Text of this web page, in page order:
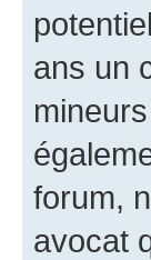
ans un
forum,
avocat